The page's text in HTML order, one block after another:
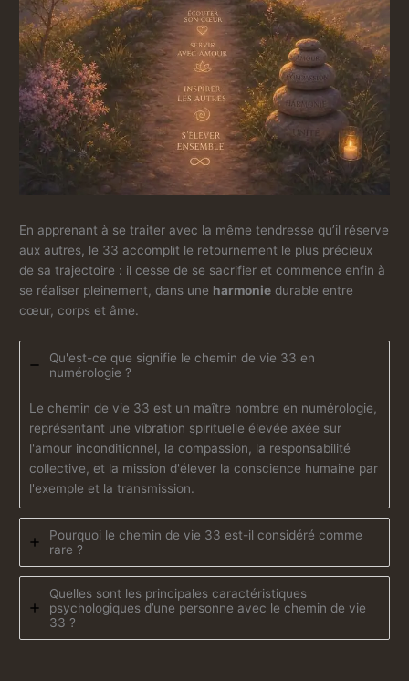
En apprenant à se traiter avec la même tendresse qu’il réserve
aux autres, le 33 accomplit le retournement le plus précieux
de sa trajectoire : il cesse de se sacrifier et commence enfin à
se réaliser pleinement, dans une harmonie durable entre
cœur, corps et âme.
Qu'est-ce que signifie le chemin de vie 33 en
numérologie ?
Le chemin de vie 33 est un maître nombre en numérologie,
représentant une vibration spirituelle élevée axée sur
l'amour inconditionnel, la compassion, la responsabilité
collective, et la mission d'élever la conscience humaine par
l'exemple et la transmission.
Pourquoi le chemin de vie 33 est-il considéré comme
rare ?
Quelles sont les principales caractéristiques
psychologiques d’une personne avec le chemin de vie
33 ?